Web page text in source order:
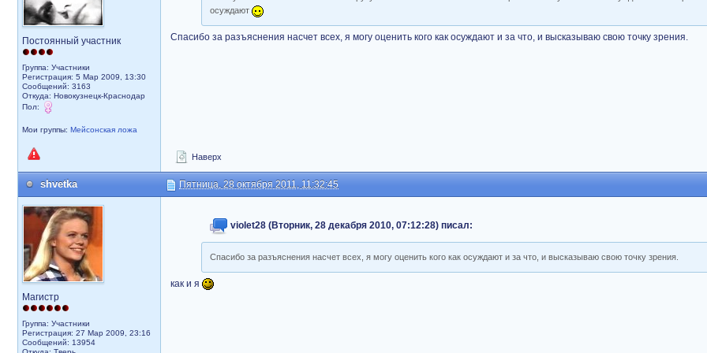
Постоянный участник
Группа: Участники
Регистрация: 5 Мар 2009, 13:30
Сообщений: 3163
Откуда: Новокузнецк-Краснодар
Пол:
Мои группы: Мейсонская ложа
осуждают
Спасибо за разъяснения насчет всех, я могу оценить кого как осуждают и за что, и высказываю свою точку зрения.
Наверх
shvetka Пятница, 28 октября 2011, 11:32:45
Магистр
Группа: Участники
Регистрация: 27 Мар 2009, 23:16
Сообщений: 13954
violet28 (Вторник, 28 декабря 2010, 07:12:28) писал:
Спасибо за разъяснения насчет всех, я могу оценить кого как осуждают и за что, и высказываю свою точку зрения.
как и я